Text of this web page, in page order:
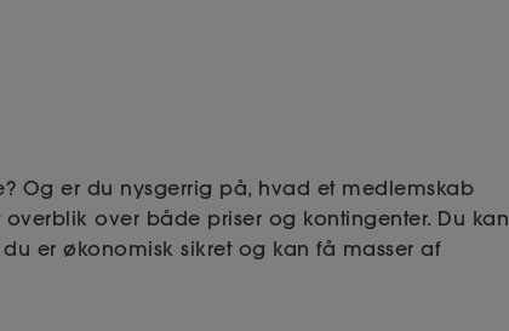
Og er du nysgerrig på, hvad et medlemskab
over både priser og kontingenter. Du kan
er økonomisk sikret og kan få masser af